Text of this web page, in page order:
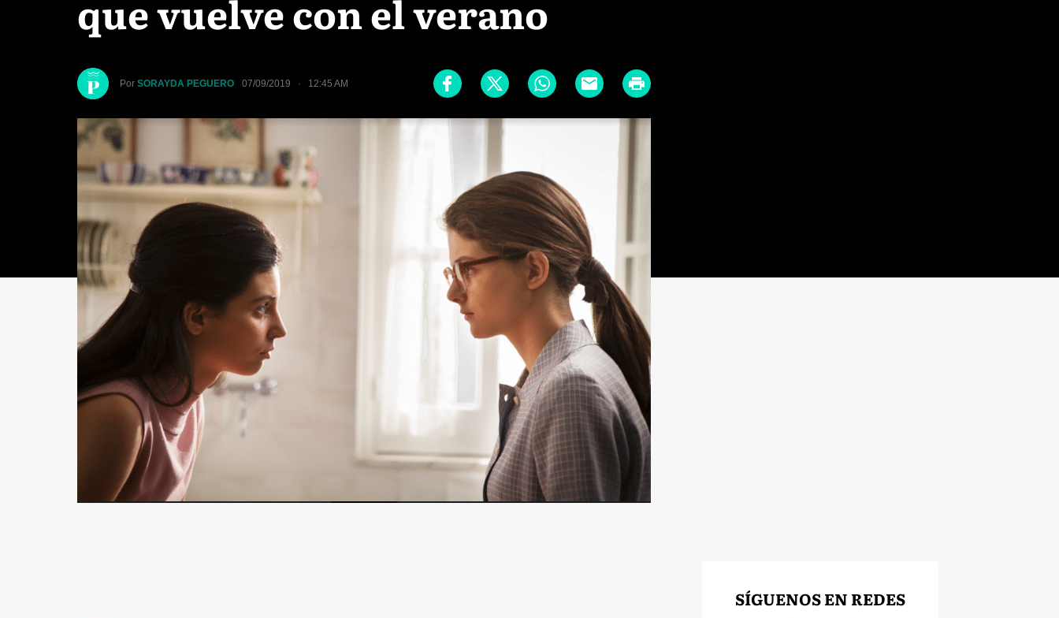
que vuelve con el verano
Por SORAYDA PEGUERO 07/09/2019 · 12:45 AM
SÍGUENOS EN REDES